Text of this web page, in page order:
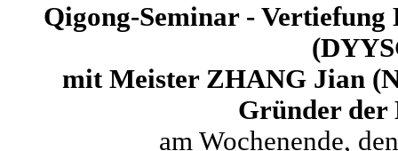
Qigong-Seminar - Vertiefung
mit Meister ZHANG Jian
Gründer der
am Wochenende,